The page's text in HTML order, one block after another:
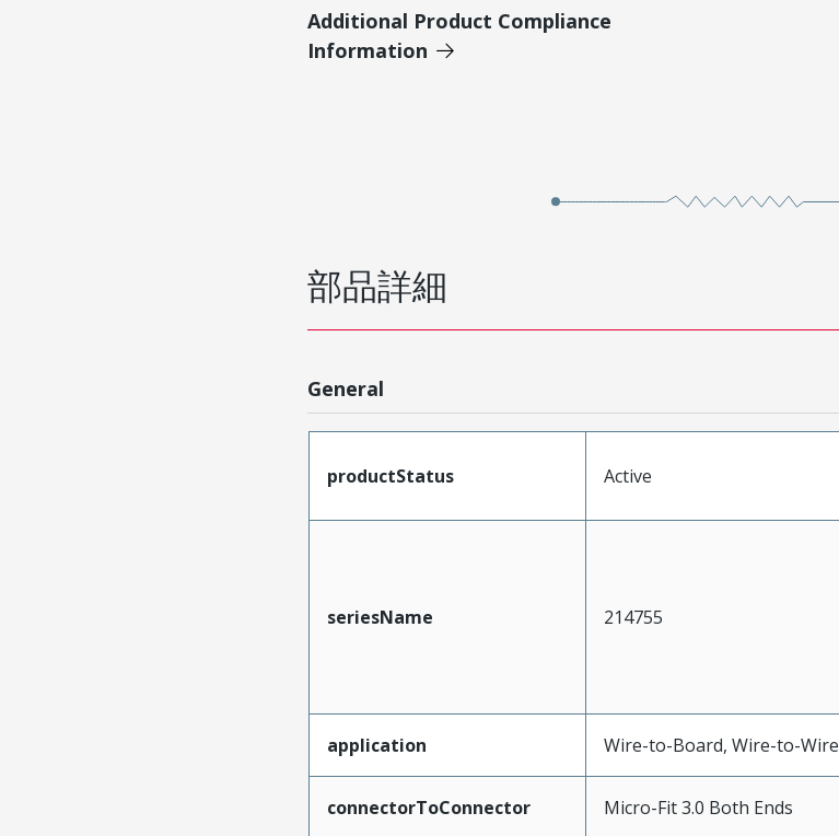
Additional Product Compliance
Information
部品詳細
General
productStatus Active
seriesName 214755
application Wire-to-Board, Wire-to-Wire
connectorToConnector Micro-Fit 3.0 Both Ends